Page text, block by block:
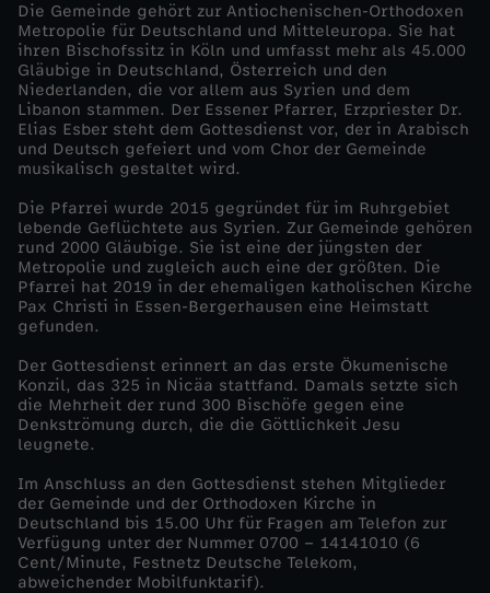
t
h
o
d
o
x
e
r
G
o
t
Die Gemeinde gehört zur Antiochenischen-Orthodoxen
Metropolie für Deutschland und Mitteleuropa. Sie hat
ihren Bischofssitz in Köln und umfasst mehr als 45.000
Gläubige in Deutschland, Österreich und den
Niederlanden, die vor allem aus Syrien und dem
Libanon stammen. Der Essener Pfarrer, Erzpriester Dr.
Elias Esber steht dem Gottesdienst vor, der in Arabisch
und Deutsch gefeiert und vom Chor der Gemeinde
musikalisch gestaltet wird.
Die Pfarrei wurde 2015 gegründet für im Ruhrgebiet
lebende Geflüchtete aus Syrien. Zur Gemeinde gehören
rund 2000 Gläubige. Sie ist eine der jüngsten der
Metropolie und zugleich auch eine der größten. Die
Pfarrei hat 2019 in der ehemaligen katholischen Kirche
Pax Christi in Essen-Bergerhausen eine Heimstatt
gefunden.
Der Gottesdienst erinnert an das erste Ökumenische
Konzil, das 325 in Nicäa stattfand. Damals setzte sich
die Mehrheit der rund 300 Bischöfe gegen eine
Denkströmung durch, die die Göttlichkeit Jesu
leugnete.
Im Anschluss an den Gottesdienst stehen Mitglieder
der Gemeinde und der Orthodoxen Kirche in
Deutschland bis 15.00 Uhr für Fragen am Telefon zur
Verfügung unter der Nummer 0700 – 14141010 (6
Cent/Minute, Festnetz Deutsche Telekom,
abweichender Mobilfunktarif).